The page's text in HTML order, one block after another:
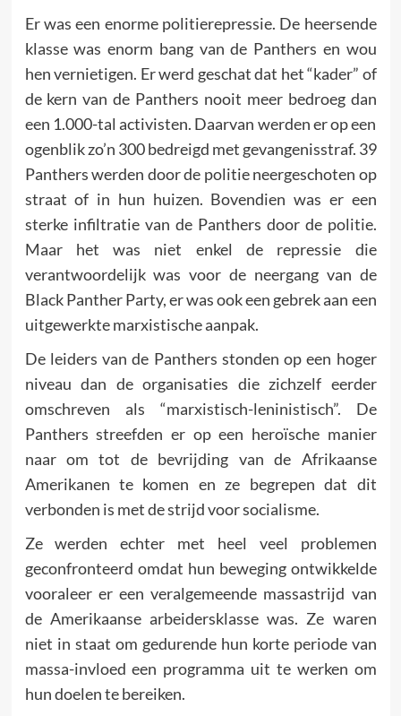
Er was een enorme politierepressie. De heersende
klasse was enorm bang van de Panthers en wou
hen vernietigen. Er werd geschat dat het “kader” of
de kern van de Panthers nooit meer bedroeg dan
een 1.000-tal activisten. Daarvan werden er op een
ogenblik zo’n 300 bedreigd met gevangenisstraf. 39
Panthers werden door de politie neergeschoten op
straat of in hun huizen. Bovendien was er een
sterke infiltratie van de Panthers door de politie.
Maar het was niet enkel de repressie die
verantwoordelijk was voor de neergang van de
Black Panther Party, er was ook een gebrek aan een
uitgewerkte marxistische aanpak.
De leiders van de Panthers stonden op een hoger
niveau dan de organisaties die zichzelf eerder
omschreven als “marxistisch-leninistisch”. De
Panthers streefden er op een heroïsche manier
naar om tot de bevrijding van de Afrikaanse
Amerikanen te komen en ze begrepen dat dit
verbonden is met de strijd voor socialisme.
Ze werden echter met heel veel problemen
geconfronteerd omdat hun beweging ontwikkelde
vooraleer er een veralgemeende massastrijd van
de Amerikaanse arbeidersklasse was. Ze waren
niet in staat om gedurende hun korte periode van
massa-invloed een programma uit te werken om
hun doelen te bereiken.